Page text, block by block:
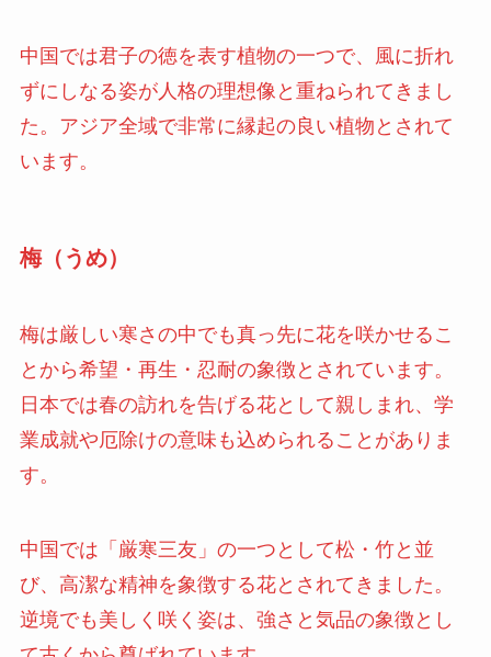
中国では君子の徳を表す植物の一つで、風に折れ
ずにしなる姿が人格の理想像と重ねられてきまし
た。アジア全域で非常に縁起の良い植物とされて
います。
梅（うめ）
梅は厳しい寒さの中でも真っ先に花を咲かせるこ
とから希望・再生・忍耐の象徴とされています。
日本では春の訪れを告げる花として親しまれ、学
業成就や厄除けの意味も込められることがありま
す。
中国では「厳寒三友」の一つとして松・竹と並
び、高潔な精神を象徴する花とされてきました。
逆境でも美しく咲く姿は、強さと気品の象徴とし